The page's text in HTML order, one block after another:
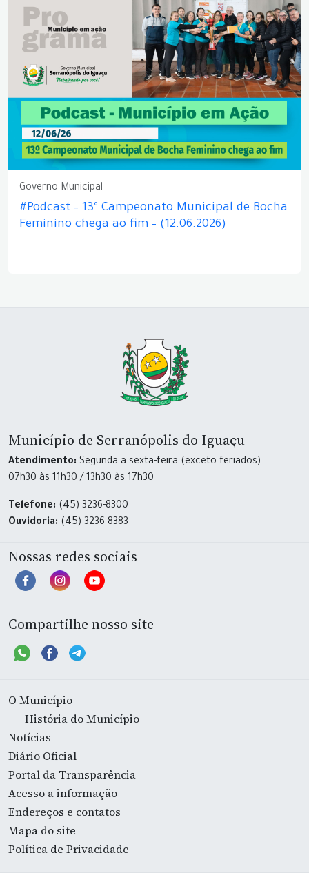
Governo Municipal
#Podcast – 13º Campeonato Municipal de Bocha
Feminino chega ao fim – (12.06.2026)
Município de Serranópolis do Iguaçu
Atendimento: Segunda a sexta-feira (exceto feriados)
07h30 às 11h30 / 13h30 às 17h30
Telefone: (45) 3236-8300
Ouvidoria: (45) 3236-8383
Nossas redes sociais
Compartilhe nosso site
O Município
História do Município
Notícias
Diário Oficial
Portal da Transparência
Acesso a informação
Endereços e contatos
Mapa do site
Política de Privacidade